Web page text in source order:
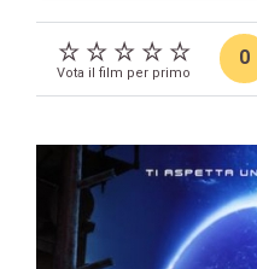
Vota il film per primo
0